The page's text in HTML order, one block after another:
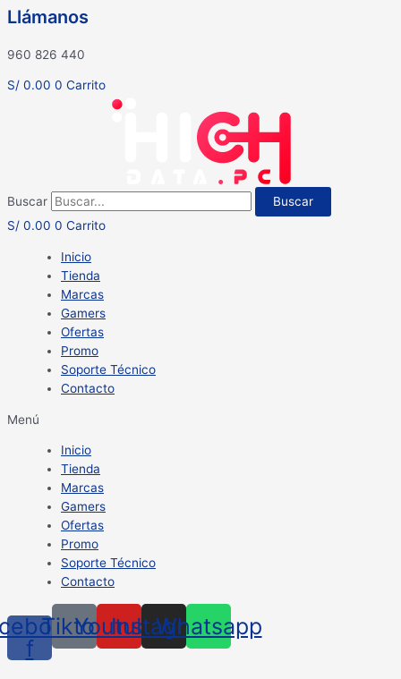
Llámanos
960 826 440
S/ 0.00 0 Carrito
Buscar
Buscar
S/ 0.00 0 Carrito
Inicio
Tienda
Marcas
Gamers
Ofertas
Promo
Soporte Técnico
Contacto
Menú
Inicio
Tienda
Marcas
Gamers
Ofertas
Promo
Soporte Técnico
Contacto
f
TiktokYoutube
Instagram
Whatsapp